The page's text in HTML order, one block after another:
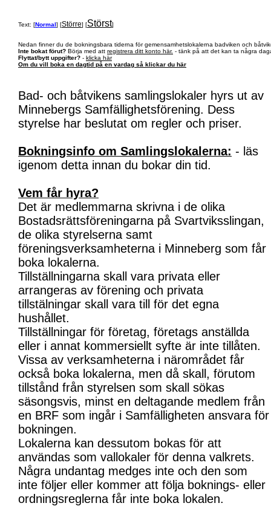
Text: [Normal] [Större] [Störst]
Nedan finner du de bokningsbara tiderna för gemensamhetslokalerna badviken och
Inte bokat förut? Börja med att registrera ditt konto här. - tänk på att det kan ta några
Flyttat/bytt uppgifter? - klicka här
Om du vill boka en dagtid på en vardag så klickar du här
Bad- och båtvikens samlingslokaler hyrs ut av
Minnebergs Samfällighetsförening. Dess
styrelse har beslutat om regler och priser.
Bokningsinfo om Samlingslokalerna: - läs
igenom detta innan du bokar din tid.
Vem får hyra?
Det är medlemmarna skrivna i de olika
Bostadsrättsföreningarna på Svartviksslingan,
de olika styrelserna samt
föreningsverksamheterna i Minneberg som får
boka lokalerna.
Tillställningarna skall vara privata eller
arrangeras av förening och privata
tillstälningar skall vara till för det egna
hushållet.
Tillställningar för företag, företags anställda
eller i annat kommersiellt syfte är inte tillåten.
Vissa av verksamheterna i närområdet får
också boka lokalerna, men då skall, förutom
tillstånd från styrelsen som skall sökas
säsongsvis, minst en deltagande medlem från
en BRF som ingår i Samfälligheten ansvara för
bokningen.
Lokalerna kan dessutom bokas för att
användas som vallokaler för denna valkrets.
Några undantag medges inte och den som
inte följer eller kommer att följa boknings- eller
ordningsreglerna får inte boka lokalen.